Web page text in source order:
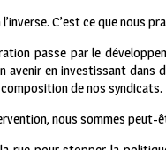
C’est ce que nous
passe par le
en investissant dans
de nos syndicats.
nous sommes peut-